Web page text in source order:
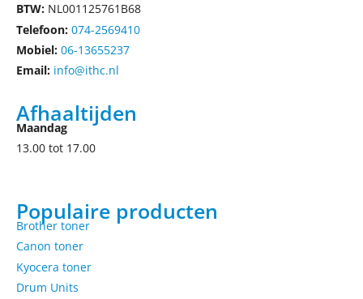
BTW: NL001125761B68
Telefoon: 074-2569410
Mobiel: 06-13655237
Email: info@ithc.nl
Afhaaltijden
Maandag
13.00 tot 17.00
Populaire producten
Brother toner
Canon toner
Kyocera toner
Drum Units